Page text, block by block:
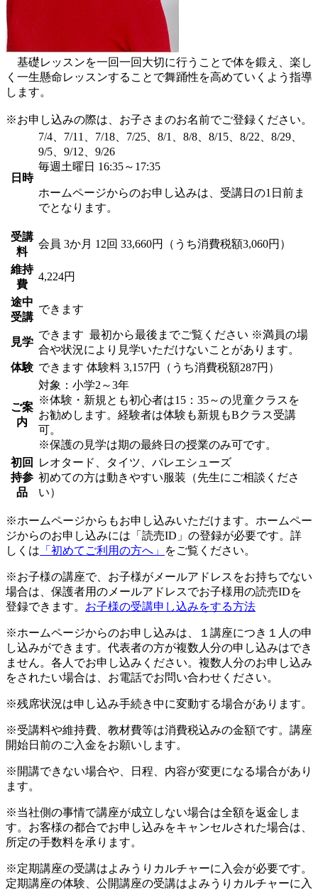
基礎レッスンを一回一回大切に行うことで体を鍛え、楽し
く一生懸命レッスンすることで舞踊性を高めていくよう指導
します。
※お申し込みの際は、お子さまのお名前でご登録ください。
日時
7/4、7/11、7/18、7/25、8/1、8/8、8/15、8/22、8/29、
9/5、9/12、9/26
毎週土曜日 16:35～17:35
ホームページからのお申し込みは、受講日の1日前ま
でとなります。
受講
料
会員 3か月 12回 33,660円（うち消費税額3,060円）
維持
費
4,224円
途中
受講
できます
見学
できます 最初から最後までご覧ください ※満員の場
合や状況により見学いただけないことがあります。
体験 できます 体験料 3,157円（うち消費税額287円）
ご案
内
対象：小学2～3年
※体験・新規とも初心者は15：35～の児童クラスを
お勧めします。経験者は体験も新規もBクラス受講
可。
※保護の見学は期の最終日の授業のみ可です。
初回
持参
品
レオタード、タイツ、バレエシューズ
初めての方は動きやすい服装（先生にご相談くださ
い）
※ホームページからもお申し込みいただけます。ホームペー
ジからのお申し込みには「読売ID」の登録が必要です。詳
しくは 「初めてご利用の方へ」 をご覧ください。
※お子様の講座で、お子様がメールアドレスをお持ちでない
場合は、保護者用のメールアドレスでお子様用の読売IDを
登録できます。 お子様の受講申し込みをする方法
※ホームページからのお申し込みは、１講座につき１人の申
し込みができます。代表者の方が複数人分の申し込みはでき
ません。各人でお申し込みください。複数人分のお申し込み
をされたい場合は、お電話でお問い合わせください。
※残席状況は申し込み手続き中に変動する場合があります。
※受講料や維持費、教材費等は消費税込みの金額です。講座
開始日前のご入金をお願いします。
※開講できない場合や、日程、内容が変更になる場合があり
ます。
※当社側の事情で講座が成立しない場合は全額を返金しま
す。お客様の都合でお申し込みをキャンセルされた場合は、
所定の手数料を承ります。
※定期講座の受講はよみうりカルチャーに入会が必要です。
定期講座の体験、公開講座の受講はよみうりカルチャーに入